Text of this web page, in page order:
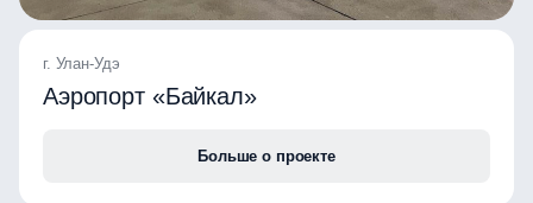
г. Улан-Удэ
Аэропорт «Байкал»
Больше о проекте